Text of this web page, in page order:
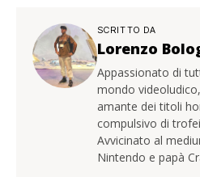
SCRITTO DA
Lorenzo
Appassionato di
mondo
amante dei titoli
compulsivo di
Avvicinato al
Nintendo e papà